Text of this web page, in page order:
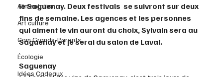
Alimentation
Art culture
Coin Grands-Parents
Écologie
Idées Cadeaux
le Saguenay. Deux festivals  se suivront sur deux
fins de semaine. Les agences et les personnes
qui aiment le vin auront du choix, Sylvain sera au
Saguenay et je serai du salon de Laval.
Saguenay